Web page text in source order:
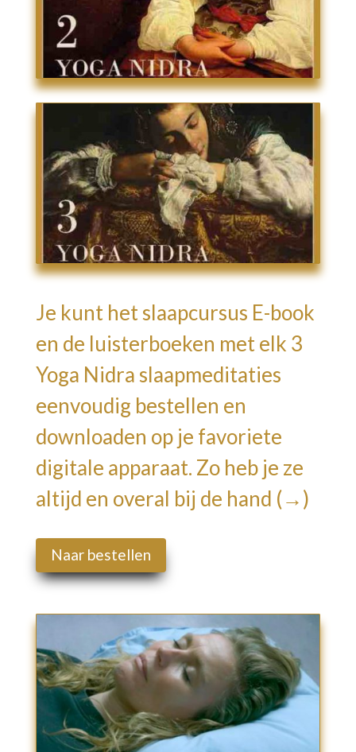
Je kunt het slaapcursus E-book
en de luisterboeken met elk 3
Yoga Nidra slaapmeditaties
eenvoudig bestellen en
downloaden op je favoriete
digitale apparaat. Zo heb je ze
altijd en overal bij de hand (→)
Naar bestellen